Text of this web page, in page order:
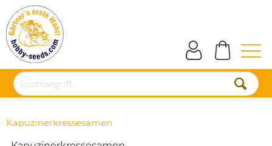
Kapuzinerkressesamen